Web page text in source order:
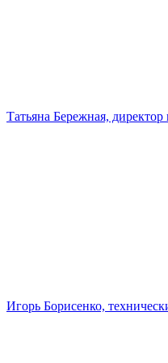
Татьяна Бережная,
Игорь Борисенко,